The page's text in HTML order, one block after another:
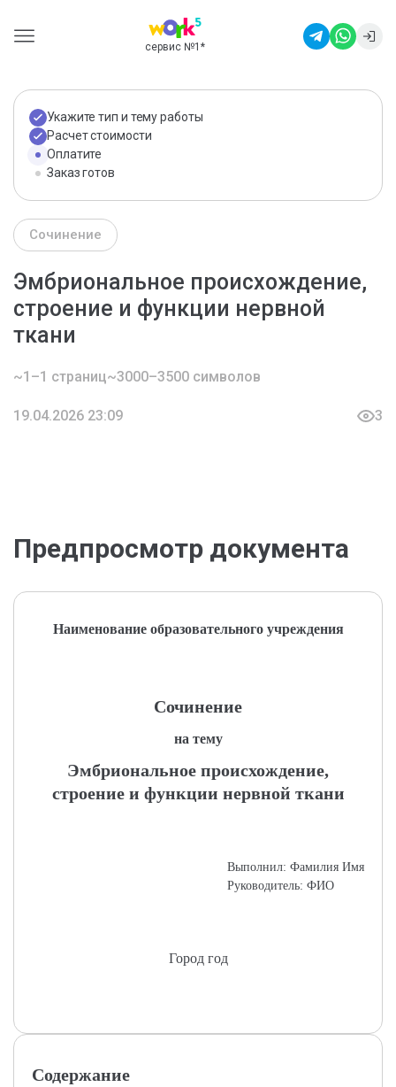
сервис №1 *
Укажите тип и тему работы
Расчет стоимости
Оплатите
Заказ готов
Сочинение
Эмбриональное происхождение,
строение и функции нервной
ткани
~1–1 страниц~3000–3500 символов
19.04.2026 23:09 3
Предпросмотр документа
Наименование образовательного учреждения
Сочинение
на тему
Эмбриональное происхождение,
строение и функции нервной ткани
Выполнил: Фамилия Имя
Руководитель: ФИО
Город год
Содержание